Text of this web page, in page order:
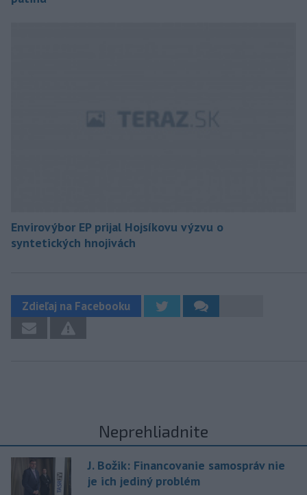
Envirovýbor EP prijal Hojsíkovu výzvu o
syntetických hnojivách
Zdieľaj na Facebooku
Neprehliadnite
J. Božik: Financovanie samospráv nie
je ich jediný problém